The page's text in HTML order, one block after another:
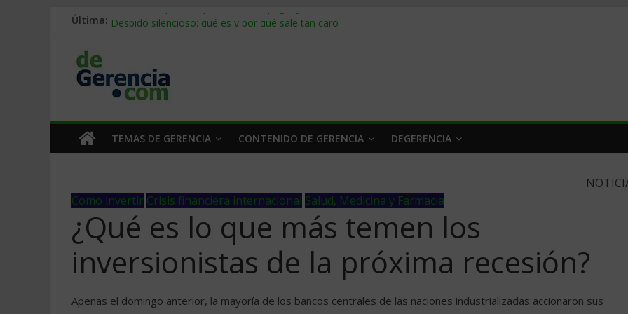
Última: Stablecoins para empresas: cómo pagar y cobrar en 2026
Trabajo forzoso en la cadena de suministro: qué hacer
Mercado hispano de EE. UU.: cómo segmentarlo y venderle
TEMAS DE GERENCIA CONTENIDO DE GERENCIA DEGERENCIA
Como invertir Crisis financiera internacional Salud, Medicina y Farmacia
¿Qué es lo que más temen los
inversionistas de la próxima recesión?
Apenas el domingo anterior, la mayoría de los bancos centrales de las naciones industrializadas accionaron sus